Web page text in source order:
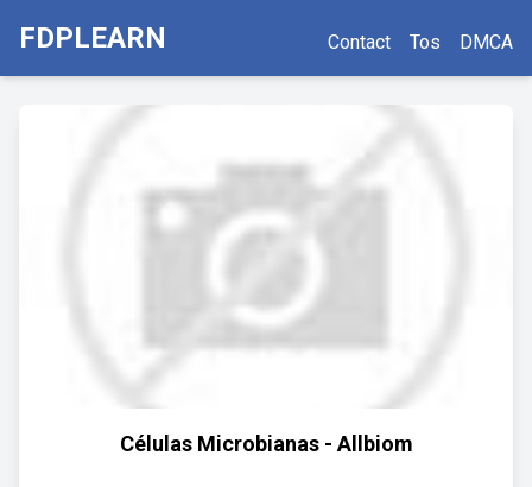
FDPLEARN Contact Tos DMCA
Células Microbianas - Allbiom